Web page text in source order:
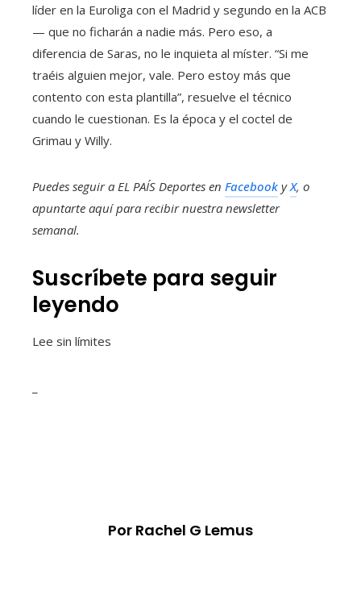
líder en la Euroliga con el Madrid y segundo en la ACB
— que no ficharán a nadie más. Pero eso, a
diferencia de Saras, no le inquieta al míster. “Si me
traéis alguien mejor, vale. Pero estoy más que
contento con esta plantilla”, resuelve el técnico
cuando le cuestionan. Es la época y el coctel de
Grimau y Willy.
Puedes seguir a EL PAÍS Deportes en Facebook yX, o
apuntarte aquí para recibirnuestra newsletter
semanal.
Suscríbete para seguir
leyendo
Lee sin límites
Por Rachel G Lemus